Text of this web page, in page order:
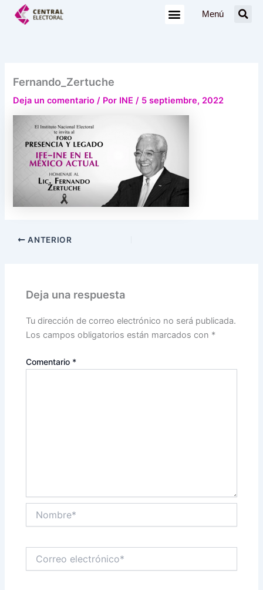
Menú
Fernando_Zertuche
Deja un comentario / Por INE/ 5 septiembre, 2022
ANTERIOR
Deja una respuesta
Tu dirección de correo electrónico no será publicada.
Los campos obligatorios están marcados con *
Comentario *
electrónico*